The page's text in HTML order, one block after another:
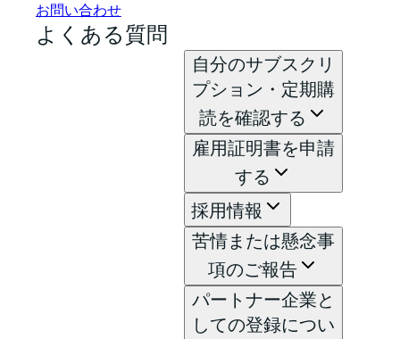
お問い合わせ
よくある質問
自分のサブスクリ
プション・定期購
読を確認する
雇用証明書を申請
する
採用情報
苦情または懸念事
項のご報告
パートナー企業と
しての登録につい